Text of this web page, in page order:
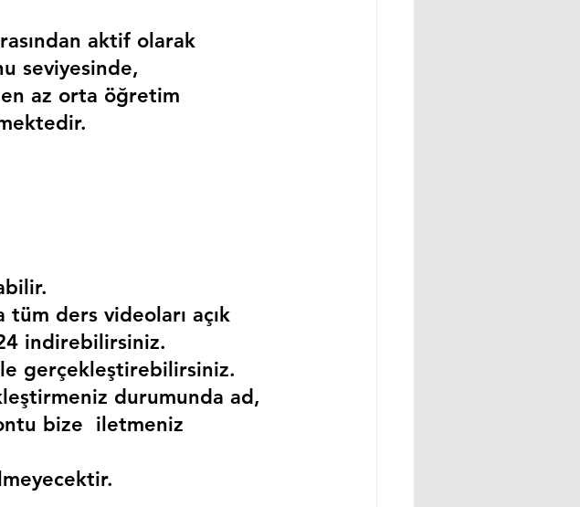
aktif olarak
seviyesinde,
en az orta öğretim
tüm ders videoları açık
indirebilirsiniz.
gerçekleştirebilirsiniz.
durumunda ad,
bize  iletmeniz